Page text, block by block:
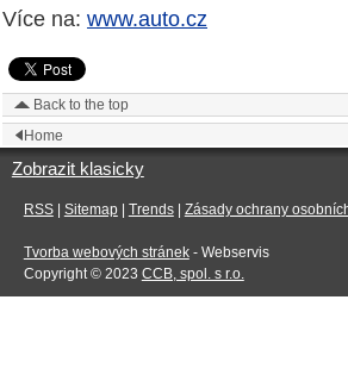
Více na: www.auto.cz
Back to the top
Home
Zobrazit klasicky
RSS| Sitemap| Trends| Zásady ochrany
Tvorba webových stránek- Webservis
Copyright © 2023 CCB, spol. s r.o.